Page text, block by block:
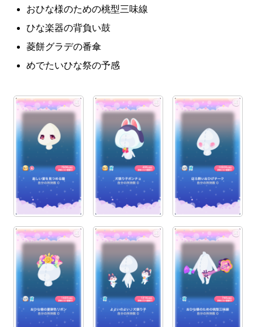
おひな様のための桃型三味線
ひな楽器の背負い鼓
菱餅グラデの番傘
めでたいひな祭の予感